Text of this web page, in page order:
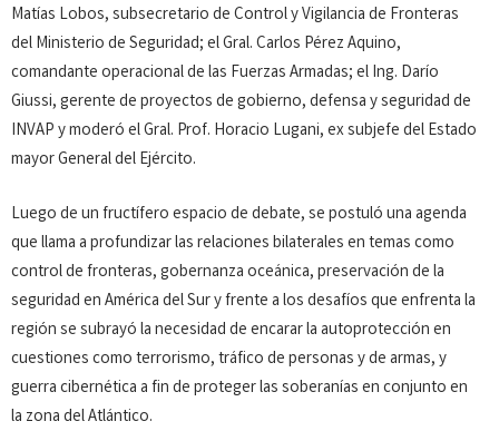
Matías Lobos, subsecretario de Control y Vigilancia de Fronteras
del Ministerio de Seguridad; el Gral. Carlos Pérez Aquino,
comandante operacional de las Fuerzas Armadas; el Ing. Darío
Giussi, gerente de proyectos de gobierno, defensa y seguridad de
INVAP y moderó el Gral. Prof. Horacio Lugani, ex subjefe del Estado
mayor General del Ejército.
Luego de un fructífero espacio de debate, se postuló una agenda
que llama a profundizar las relaciones bilaterales en temas como
control de fronteras, gobernanza oceánica, preservación de la
seguridad en América del Sur y frente a los desafíos que enfrenta la
región se subrayó la necesidad de encarar la autoprotección en
cuestiones como terrorismo, tráfico de personas y de armas, y
guerra cibernética a fin de proteger las soberanías en conjunto en
la zona del Atlántico.